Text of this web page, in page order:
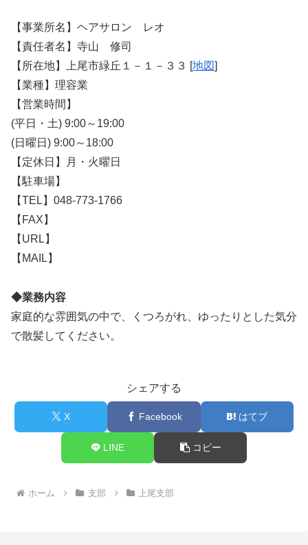
【事業所名】ヘアサロン レオ
【責任者名】寺山 修司
【所在地】上尾市緑丘１－１－３３ [地図]
【業種】理容業
【営業時間】
(平日・土) 9:00～19:00
(日曜日) 9:00～18:00
【定休日】月・火曜日
【駐車場】
【TEL】048-773-1766
【FAX】
【URL】
【MAIL】
◆業務内容
家庭的な雰囲気の中で、くつろがれ、ゆったりとした気分
で散髪してください。
シェアする
X Facebook はてブ
LINE コピー
ホーム 支部 上尾支部